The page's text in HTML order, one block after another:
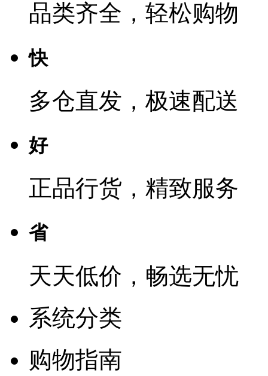
品类齐全，轻松购物
快
多仓直发，极速配送
好
正品行货，精致服务
省
天天低价，畅选无忧
系统分类
购物指南